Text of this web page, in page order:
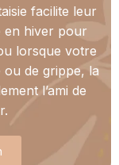
facilite leur
en hiver pour
lorsque votre
ou de grippe, la
l’ami de